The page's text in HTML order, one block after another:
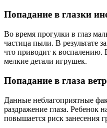
Попадание в глазки
Во время прогулки в глаз
частица пыли. В результате
что приводит к воспалению.
мелкие детали игрушек.
Попадание в глаза
Данные неблагоприятные
раздражение глаза. Ребенок
повышается риск занесения